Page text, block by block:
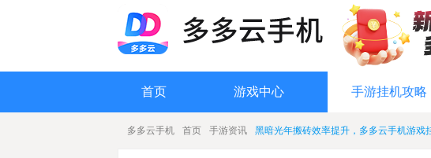
首页 游戏中心 手游挂机攻略
多多云手机 首页 手游资讯 黑暗光年搬砖效率提升，多多云手机游戏